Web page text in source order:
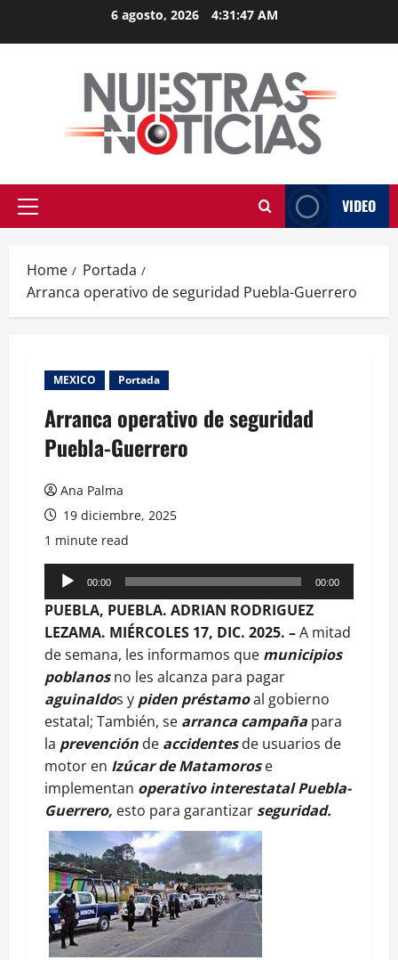
6 agosto, 2026 4:31:48 AM
Primary
VIDEO
Home
Portada
Arranca operativo de seguridad Puebla-Guerrero
MEXICO Portada
Arranca operativo de seguridad
Puebla-Guerrero
Ana Palma
19 diciembre, 2025
1 minute read
Reproductor
de
audio
00:00 00:00
PUEBLA, PUEBLA. ADRIAN RODRIGUEZ
LEZAMA. MIÉRCOLES 17, DIC. 2025. –A mitad
de semana, les informamos que municipios
poblanosno les alcanza para pagar
aguinaldos y piden préstamoal gobierno
estatal; También, se arranca campaña para
la prevención de accidentes de usuarios de
motor en Izúcar de Matamoros e
implementan operativo interestatal Puebla-
Guerrero, esto para garantizar seguridad.